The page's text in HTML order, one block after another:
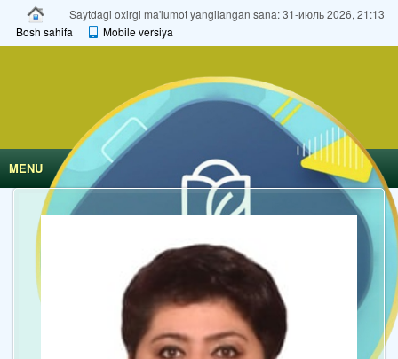
Saytdagi oxirgi ma'lumot yangilangan sana: 31-июль 2026, 21:13
Bosh sahifa
Mobile versiya
MENU